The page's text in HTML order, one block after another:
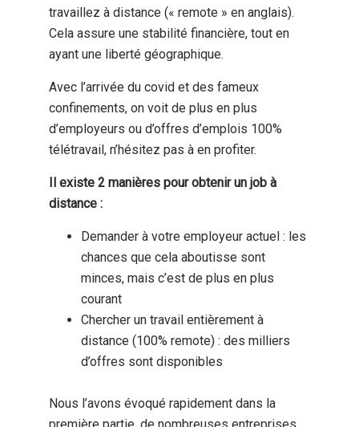
travaillez à distance (« remote » en anglais).
Cela assure une stabilité financière, tout en
ayant une liberté géographique.
Avec l’arrivée du covid et des fameux
confinements, on voit de plus en plus
d’employeurs ou d’offres d’emplois 100%
télétravail, n’hésitez pas à en profiter.
Il existe 2 manières pour obtenir un job à
distance :
Demander à votre employeur actuel : les
chances que cela aboutisse sont
minces, mais c’est de plus en plus
courant
Chercher un travail entièrement à
distance (100% remote) : des milliers
d’offres sont disponibles
Nous l’avons évoqué rapidement dans la
première partie, de nombreuses entreprises